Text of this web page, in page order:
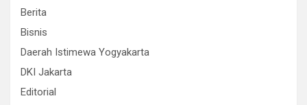
Berita
Bisnis
Daerah Istimewa Yogyakarta
DKI Jakarta
Editorial